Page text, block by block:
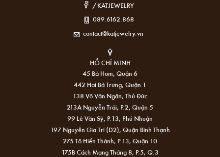
/KATJEWELRY
089.6162.868
contact@katjewelry.vn
HỒ CHÍ MINH
45 Bà Hom, Quận 6
442 Hai Bà Trưng, Quận 1
138 Võ Văn Ngân, Thủ Đức
213A Nguyễn Trãi, P.2, Quận 5
99 Lê Văn Sỹ, P.13, Phú Nhuận
197 Nguyễn Gia Trí (D2), Quận Bình Thạnh
275 Tô Hiến Thành, P.13, Quận 10
175B Cách Mạng Tháng 8, P.5, Q.3